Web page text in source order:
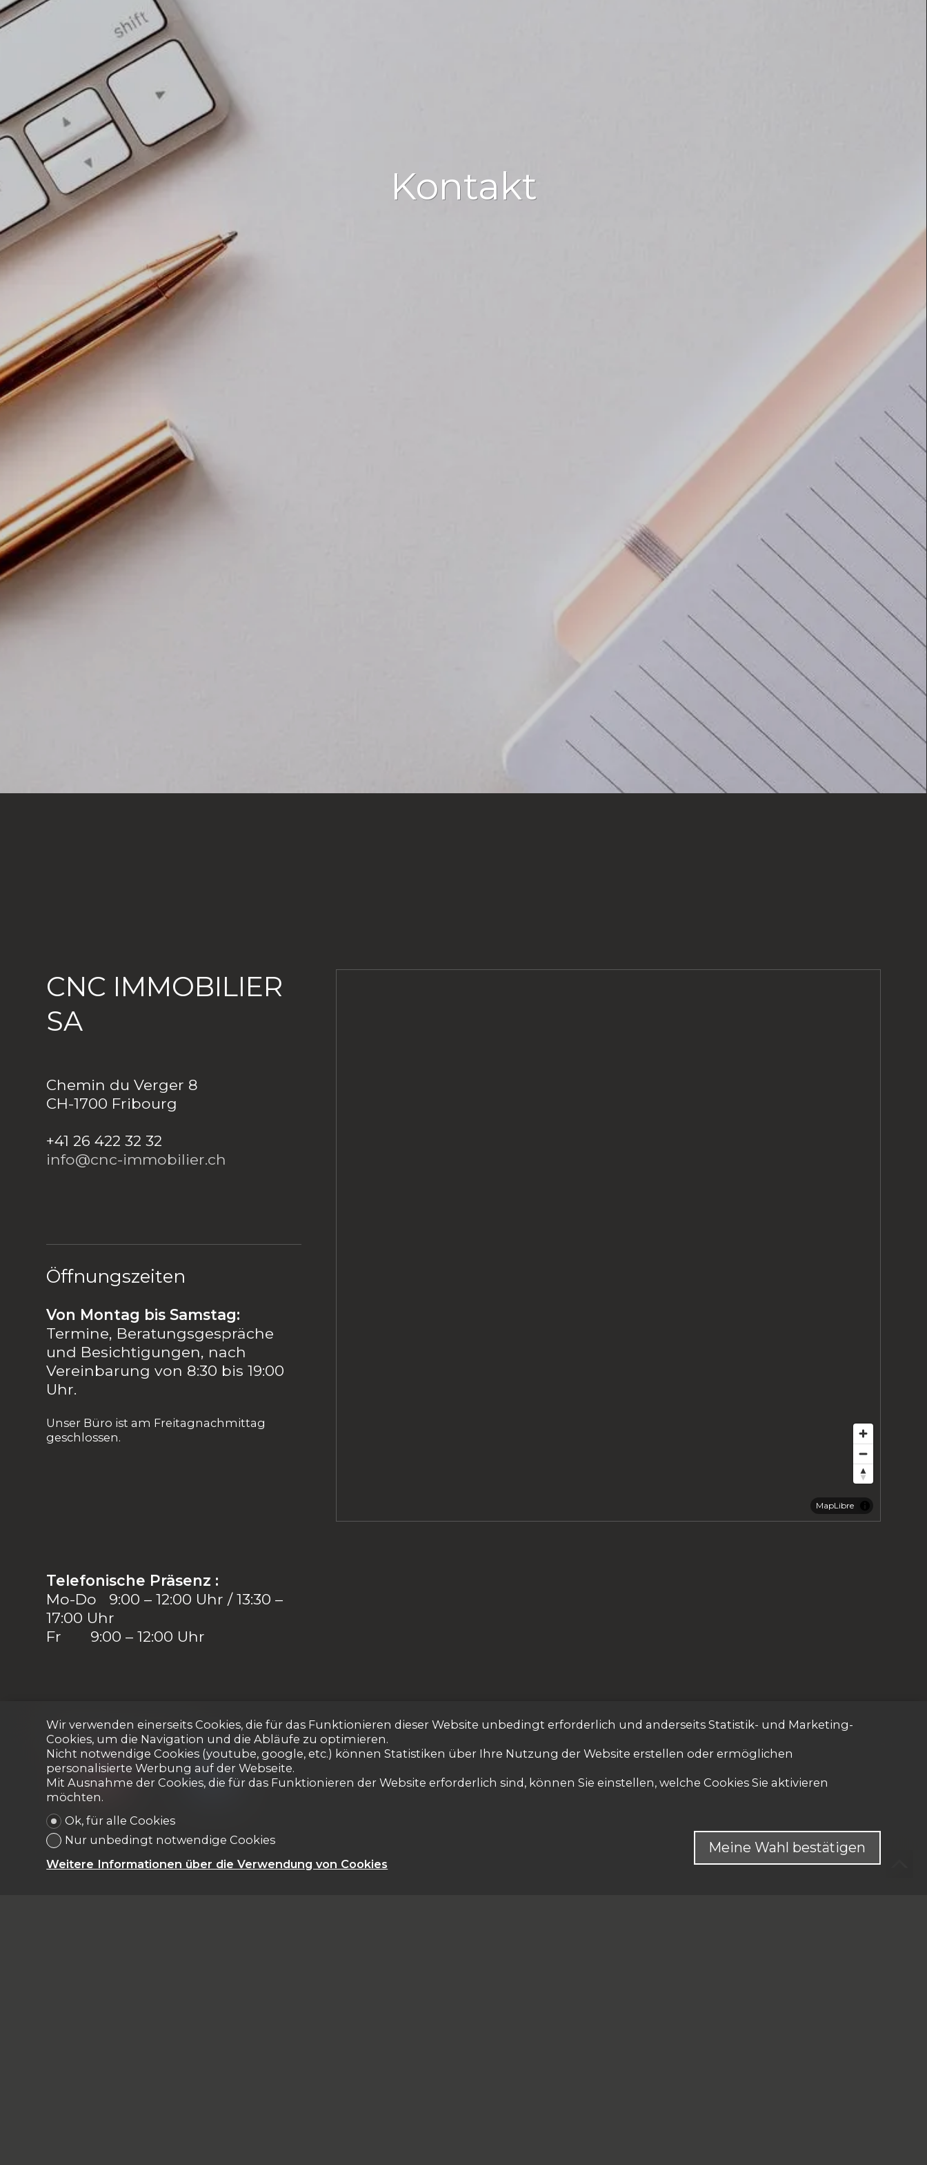
Kontakt
CNC IMMOBILIER
SA
Chemin du Verger 8
CH-1700 Fribourg
+41 26 422 32 32
info@cnc-immobilier.ch
Öffnungszeiten
Von Montag bis Samstag:
Termine, Beratungsgespräche
und Besichtigungen, nach
Vereinbarung von 8:30 bis 19:00
Uhr.
Unser Büro ist am Freitagnachmittag
geschlossen.
Telefonische Präsenz :
Mo-Do 9:00 – 12:00 Uhr / 13:30 –
17:00 Uhr
Fr 9:00 – 12:00 Uhr
Folgen Sie uns auf :
MapLibre
Wir verwenden einerseits Cookies, die für das Funktionieren dieser Website unbedingt erforderlich und anderseits Statistik- und Marketing-
Cookies, um die Navigation und die Abläufe zu optimieren.
Nicht notwendige Cookies (youtube, google, etc.) können Statistiken über Ihre Nutzung der Website erstellen oder ermöglichen
personalisierte Werbung auf der Webseite.
Mit Ausnahme der Cookies, die für das Funktionieren der Website erforderlich sind, können Sie einstellen, welche Cookies Sie aktivieren
möchten.
Ok, für alle Cookies
Nur unbedingt notwendige Cookies
Weitere Informationen über die Verwendung von Cookies
Meine Wahl bestätigen